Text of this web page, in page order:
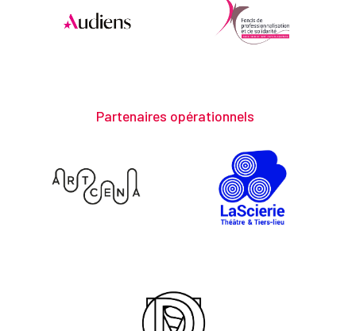
Partenaires opérationnels